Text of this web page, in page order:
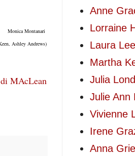
Monica Montanari
Ashley Andrews)
di MAcLean
Anne
Lorraine
Laura
Martha
Julia
Julie Ann
Vivienne
Irene
Anna